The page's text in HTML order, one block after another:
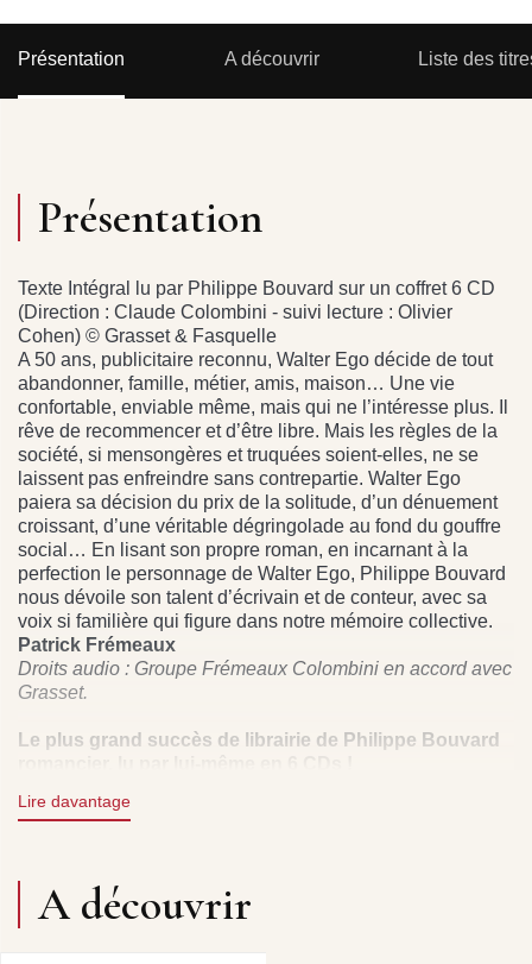
Présentation A découvrir Liste des
Présentation
Texte Intégral lu par Philippe Bouvard sur un coffret 6 CD
(Direction : Claude Colombini - suivi lecture : Olivier
Cohen) © Grasset & Fasquelle
A 50 ans, publicitaire reconnu, Walter Ego décide de tout
abandonner, famille, métier, amis, maison… Une vie
confortable, enviable même, mais qui ne l’intéresse plus. Il
rêve de recommencer et d’être libre. Mais les règles de la
société, si mensongères et truquées soient-elles, ne se
laissent pas enfreindre sans contrepartie. Walter Ego
paiera sa décision du prix de la solitude, d’un dénuement
croissant, d’une véritable dégringolade au fond du gouffre
social… En lisant son propre roman, en incarnant à la
perfection le personnage de Walter Ego, Philippe Bouvard
nous dévoile son talent d’écrivain et de conteur, avec sa
voix si familière qui figure dans notre mémoire collective.
Patrick Frémeaux
Droits audio : Groupe Frémeaux Colombini en accord avec
Grasset.
Le plus grand succès de librairie de Philippe Bouvard
Colombini - suivi lecture : Olivier Cohen) © Grasset &
Fasquelle
Lire davantage
A découvrir